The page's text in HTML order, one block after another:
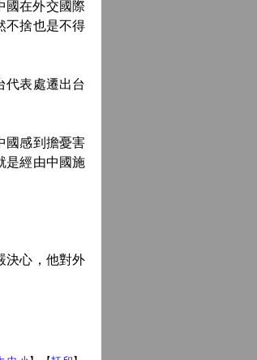
國在外交國際
不捨也是不得
表處遷出台
國感到擔憂害
是經由中國施
決心，他對外